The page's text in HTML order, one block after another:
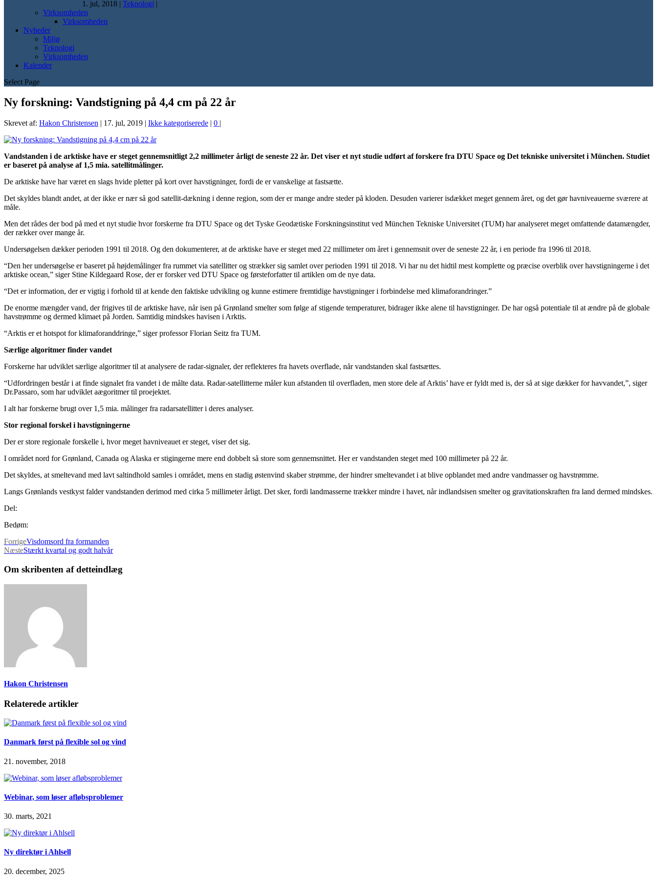
1. jul, 2018 | Teknologi |
Virksomheden
Virksomheden
Nyheder
Miljø
Teknologi
Virksomheden
Kalender
Select Page
Ny forskning: Vandstigning på 4,4 cm på 22 år
Skrevet af: Hakon Christensen | 17. jul, 2019 | Ikke kategoriserede | 0 |
Vandstanden i de arktiske have er steget gennemsnitligt 2,2 millimeter årligt de seneste 22 år. Det viser et nyt studie udført af forskere fra DTU Space og Det tekniske universitet i München. Studiet
er baseret på analyse af 1,5 mia. satellitmålinger.
De arktiske have har været en slags hvide pletter på kort over havstigninger, fordi de er vanskelige at fastsætte.
Det skyldes blandt andet, at der ikke er nær så god satellit-dækning i denne region, som der er mange andre steder på kloden. Desuden varierer isdækket meget gennem året, og det gør havniveauerne sværere at
måle.
Men det rådes der bod på med et nyt studie hvor forskerne fra DTU Space og det Tyske Geodætiske Forskningsinstitut ved München Tekniske Universitet (TUM) har analyseret meget omfattende datamængder,
der rækker over mange år.
Undersøgelsen dækker perioden 1991 til 2018. Og den dokumenterer, at de arktiske have er steget med 22 millimeter om året i gennemsnit over de seneste 22 år, i en periode fra 1996 til 2018.
“Den her undersøgelse er baseret på højdemålinger fra rummet via satellitter og strækker sig samlet over perioden 1991 til 2018. Vi har nu det hidtil mest komplette og præcise overblik over havstigningerne i det
arktiske ocean,” siger Stine Kildegaard Rose, der er forsker ved DTU Space og førsteforfatter til artiklen om de nye data.
“Det er information, der er vigtig i forhold til at kende den faktiske udvikling og kunne estimere fremtidige havstigninger i forbindelse med klimaforandringer.”
De enorme mængder vand, der frigives til de arktiske have, når isen på Grønland smelter som følge af stigende temperaturer, bidrager ikke alene til havstigninger. De har også potentiale til at ændre på de globale
havstrømme og dermed klimaet på Jorden. Samtidig mindskes havisen i Arktis.
“Arktis er et hotspot for klimaforanddringe,” siger professor Florian Seitz fra TUM.
Særlige algoritmer finder vandet
Forskerne har udviklet særlige algoritmer til at analysere de radar-signaler, der reflekteres fra havets overflade, når vandstanden skal fastsættes.
“Udfordringen består i at finde signalet fra vandet i de målte data. Radar-satellitterne måler kun afstanden til overfladen, men store dele af Arktis’ have er fyldt med is, der så at sige dækker for havvandet,”, siger
Dr.Passaro, som har udviklet aægoritmer til proejektet.
I alt har forskerne brugt over 1,5 mia. målinger fra radarsatellitter i deres analyser.
Stor regional forskel i havstigningerne
Der er store regionale forskelle i, hvor meget havniveauet er steget, viser det sig.
I området nord for Grønland, Canada og Alaska er stigingerne mere end dobbelt så store som gennemsnittet. Her er vandstanden steget med 100 millimeter på 22 år.
Det skyldes, at smeltevand med lavt saltindhold samles i området, mens en stadig østenvind skaber strømme, der hindrer smeltevandet i at blive opblandet med andre vandmasser og havstrømme.
Langs Grønlands vestkyst falder vandstanden derimod med cirka 5 millimeter årligt. Det sker, fordi landmasserne trækker mindre i havet, når indlandsisen smelter og gravitationskraften fra land dermed mindskes.
Del:
Bedøm:
ForrigeVisdomsord fra formanden
NæsteStærkt kvartal og godt halvår
Om skribenten af detteindlæg
Hakon Christensen
Relaterede artikler
Danmark først på flexible sol og vind
21. november, 2018
Webinar, som løser afløbsproblemer
30. marts, 2021
Ny direktør i Ahlsell
20. december, 2025